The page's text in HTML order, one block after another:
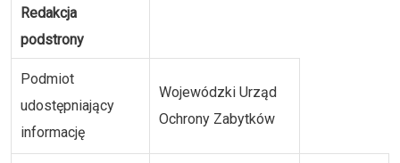
Redakcja
podstrony
Podmiot
udostępniający
informację
Wojewódzki Urząd
Ochrony Zabytków